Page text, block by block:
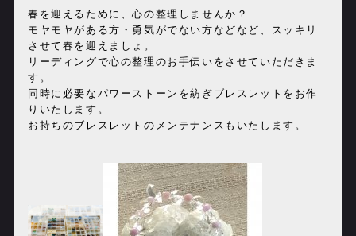
春を迎えるために、心の整理しませんか？
モヤモヤがある方・勇気がでない方などなど、スッキリ
させて春を迎えましょ。
リーディングで心の整理のお手伝いをさせていただきま
す。
同時に必要なパワーストーンを紡ぎブレスレットをお作
りいたします。
お持ちのブレスレットのメンテナンスもいたします。